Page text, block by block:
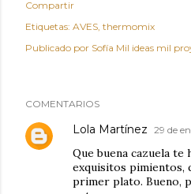
Compartir
Etiquetas: AVES thermomix
Publicado por Sofía Mil ideas mil
COMENTARIOS
Lola Martínez 29 de
Que buena cazuela te
exquisitos pimientos,
primer plato. Bueno,